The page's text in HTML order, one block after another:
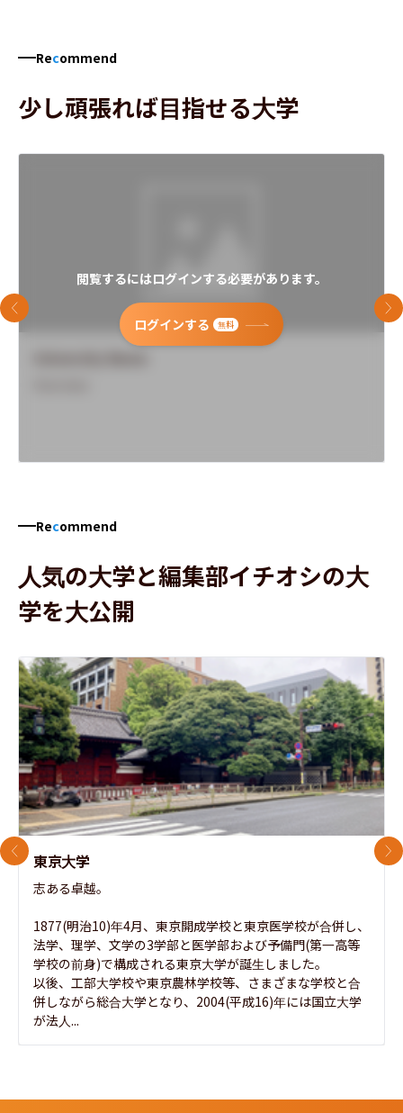
Recommend
少し頑張れば目指せる大学
閲覧するにはログインする必要があります。
ログインする 無料
前のスライド 次
Recommend
人気の大学と編集部イチオシの大
学を大公開
東京大学
志ある卓越。
1877(明治10)年4月、東京開成学校と東京医学校が合併し、
法学、理学、文学の3学部と医学部および予備門(第一高等
学校の前身)で構成される東京大学が誕生しました。
以後、工部大学校や東京農林学校等、さまざまな学校と合
併しながら総合大学となり、2004(平成16)年には国立大学
が法人...
前のスライド 次